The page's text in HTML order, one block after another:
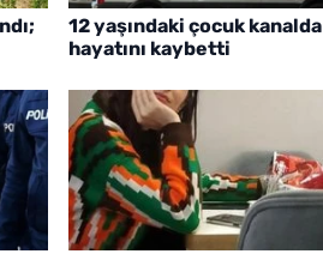
12 yaşındaki çocuk kanalda
hayatını kaybetti